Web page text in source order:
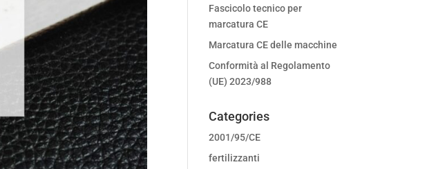
Fascicolo tecnico per
marcatura CE
Marcatura CE delle macchine
Conformità al Regolamento
(UE) 2023/988
Categories
2001/95/CE
fertilizzanti